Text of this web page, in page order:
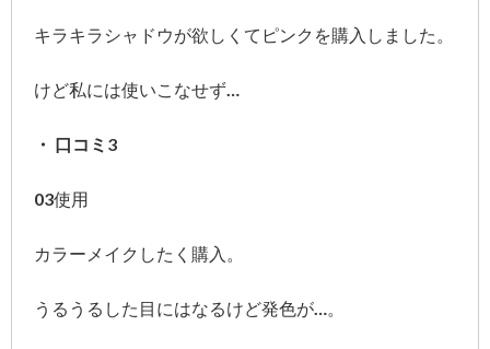
キラキラシャドウが欲しくてピンクを購入しました。
けど私には使いこなせず…
・ 口コミ3
03使用
カラーメイクしたく購入。
うるうるした目にはなるけど発色が…。